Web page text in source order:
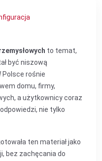
to temat,
być niszową
rośnie
domu, firmy,
a użytkownicy coraz
nie tylko
ten materiał jako
bez zachęcania do